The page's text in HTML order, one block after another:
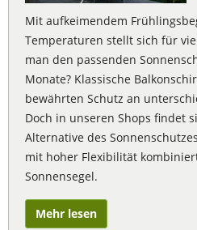
Mit aufkeimendem
Temperaturen stellt sich für
man den passenden
Monate? Klassische
bewährten Schutz an
Doch in unseren Shops findet
Alternative des
mit hoher Flexibilität
Sonnensegel.
Mehr lesen